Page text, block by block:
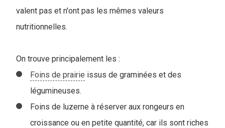
valent pas et n'ont pas les mêmes valeurs
nutritionnelles.
On trouve principalement les :
Foins de prairie issus de graminées et des
légumineuses.
Foins de luzerne à réserver aux rongeurs en
croissance ou en petite quantité, car ils sont riches